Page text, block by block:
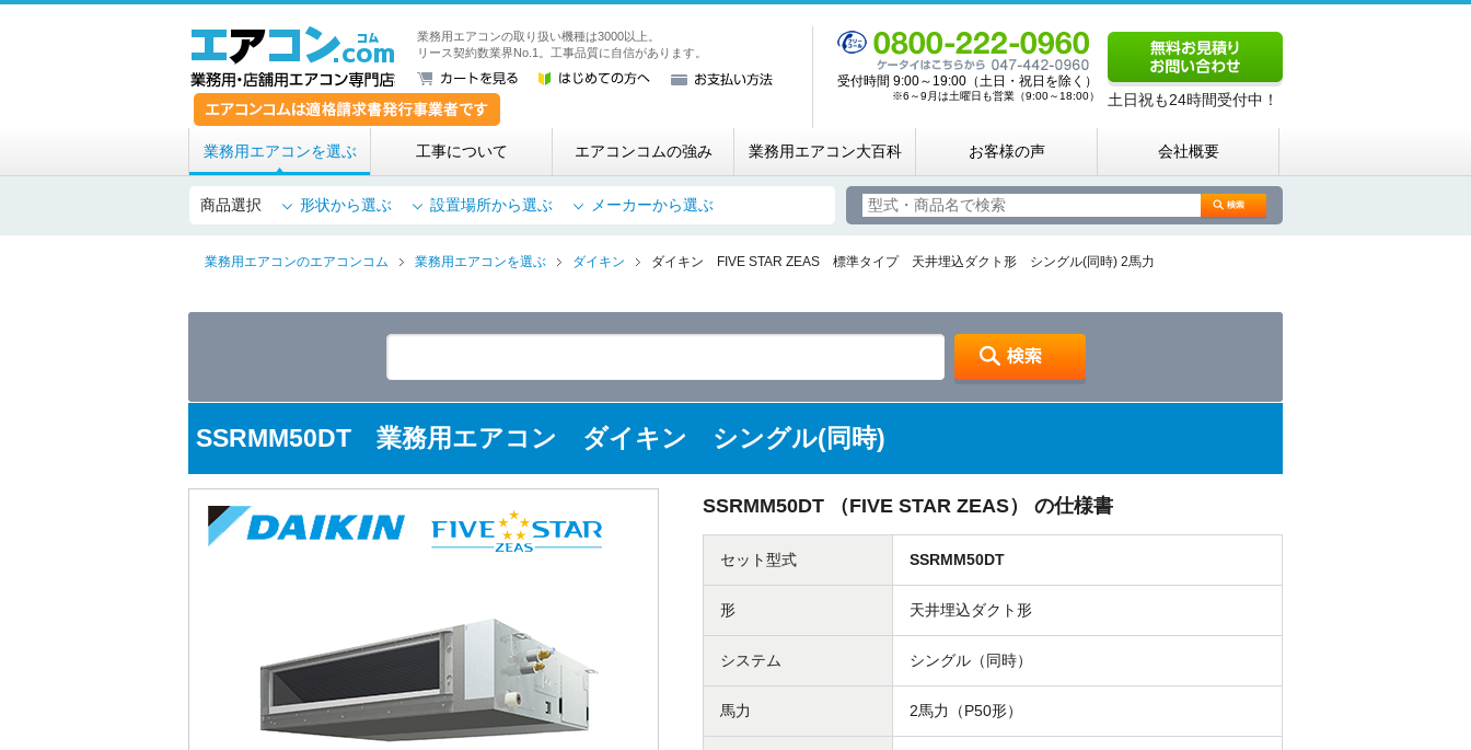
業務用・店舗用エアコン専門店 エアコンコム
業務用エアコンの取り扱い機種は3000以上。
リース契約数業界No.1。工事品質に自信があります。
受付時間 9:00～19:00（土日・祝日を除く）
※6～9月は土曜日も営業（9:00～18:00） 土日祝も24時間受付中！
業務用エアコンを選ぶ 工事について エアコンコムの強み 業務用エアコン大百科 お客様の声 会社概要
商品選択 形状から選ぶ 設置場所から選ぶ メーカーから選ぶ
業務用エアコンのエアコンコム 業務用エアコンを選ぶ ダイキン ダイキン FIVE STAR ZEAS 標準タイプ 天井埋込ダクト形 シングル(同時) 2馬力
SSRMM50DT 業務用エアコン ダイキン シングル(同時)
SSRMM50DT （FIVE STAR ZEAS） の仕様書
セット型式 SSRMM50DT
形 天井埋込ダクト形
システム シングル（同時）
馬力 2馬力（P50形）